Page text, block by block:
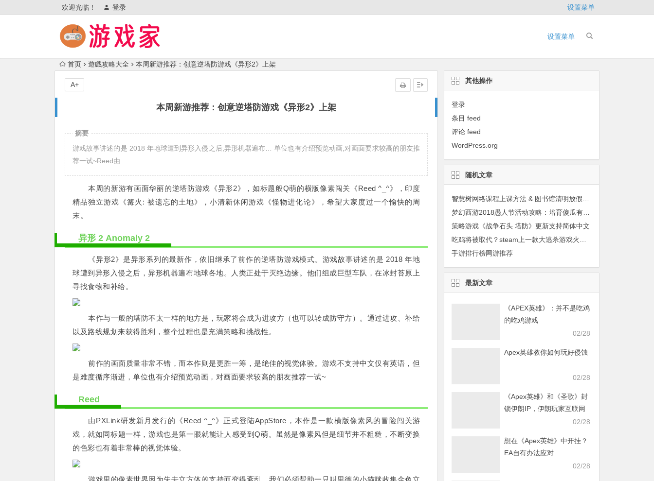
欢迎光临！ 登录 设置菜单
设置菜单
首页 遊戲攻略大全 本周新游推荐：创意逆塔防游戏《异形2》上架
本周新游推荐：创意逆塔防游戏《异形2》上架
A+
摘要
游戏故事讲述的是 2018 年地球遭到异形入侵之后,异形机器遍布… 单位也有介绍预览动画,对画面要求较高的朋友推
荐一试~Reed由…
本周的新游有画面华丽的逆塔防游戏《异形2》，如标题般Q萌的横版像素闯关《Reed ^_^》，印度
精品独立游戏《篝火: 被遗忘的土地》，小清新休闲游戏《怪物进化论》，希望大家度过一个愉快的周
末。
异形 2 Anomaly 2
《异形2》是异形系列的最新作，依旧继承了前作的逆塔防游戏模式。游戏故事讲述的是 2018 年地
球遭到异形入侵之后，异形机器遍布地球各地。人类正处于灭绝边缘。他们组成巨型车队，在冰封苔原上
寻找食物和补给。
本作与一般的塔防不太一样的地方是，玩家将会成为进攻方（也可以转成防守方）。通过进攻、补给
以及路线规划来获得胜利，整个过程也是充满策略和挑战性。
前作的画面质量非常不错，而本作则是更胜一筹，是绝佳的视觉体验。游戏不支持中文仅有英语，但
是难度循序渐进，单位也有介绍预览动画，对画面要求较高的朋友推荐一试~
Reed
由PXLink研发新月发行的《Reed ^_^》正式登陆AppStore，本作是一款横版像素风的冒险闯关游
戏，就如同标题一样，游戏也是第一眼就能让人感受到Q萌。虽然是像素风但是细节并不粗糙，不断变换
的色彩也有着非常棒的视觉体验。
游戏里的像素世界因为失去立方体的支持而变得紊乱，我们必须帮助一只叫里德的小猫咪收集金色立
其他操作
登录
条目 feed
评论 feed
WordPress.org
随机文章
梦幻西游2018愚人节活动攻略：培育傻瓜有高兽决奖励
策略游戏《战争石头 塔防》更新支持简体中文
手游排行榜网游推荐
最新文章
《APEX英雄》：并不是吃鸡
的吃鸡游戏
02/28
Apex英雄教你如何玩好侵蚀
02/28
《Apex英雄》和《圣歌》封
锁伊朗IP，伊朗玩家互联网
02/28
想在《Apex英雄》中开挂？
EA自有办法应对
02/28